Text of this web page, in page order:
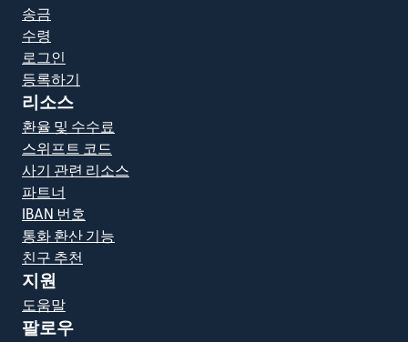
송금
수령
로그인
등록하기
리소스
환율 및 수수료
스위프트 코드
사기 관련 리소스
파트너
IBAN 번호
통화 환산 기능
친구 추천
지원
도움말
팔로우